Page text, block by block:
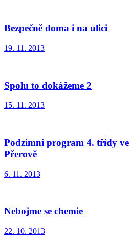
Bezpečně doma i na ulici
19. 11. 2013
Spolu to dokážeme 2
15. 11. 2013
Podzimní program 4. třídy
Přerově
6. 11. 2013
Nebojme se chemie
22. 10. 2013